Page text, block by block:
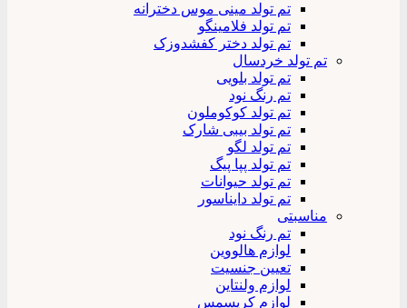
تم تولد مینی موس دخترانه
تم تولد فلامینگو
تم تولد دختر کفشدوزک
تم تولد خردسال
تم تولد بلویی
تم رنگ نود
تم تولد کوکوملون
تم تولد بیبی شارک
تم تولد لگو
تم تولد پپا پیگ
تم تولد حیوانات
تم تولد دایناسور
مناسبتی
تم رنگ نود
لوازم هالووین
تعیین جنسیت
لوازم ولنتاین
لوازم کریسمس